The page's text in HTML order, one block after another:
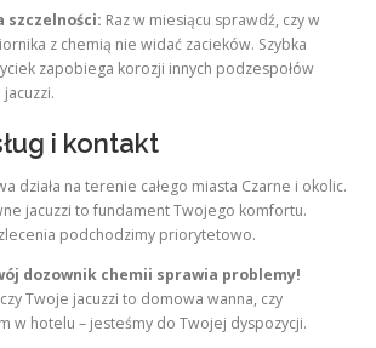
szczelności: Raz w miesiącu sprawdź, czy w
z chemią nie widać zacieków. Szybka
zapobiega korozji innych podzespołów
i kontakt
działa na terenie całego miasta Czarne i okolic.
jacuzzi to fundament Twojego komfortu.
podchodzimy priorytetowo.
dozownik chemii sprawia problemy!
Twoje jacuzzi to domowa wanna, czy
w hotelu – jesteśmy do Twojej dyspozycji.